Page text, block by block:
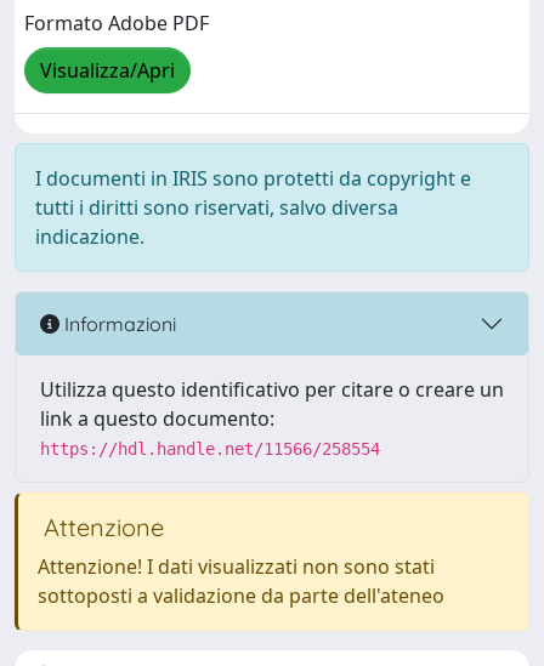
Formato Adobe PDF
Visualizza/Apri
I documenti in IRIS sono protetti da copyright e
tutti i diritti sono riservati, salvo diversa
indicazione.
Informazioni
Utilizza questo identificativo per citare o creare un
link a questo documento:
https://hdl.handle.net/11566/258554
Attenzione
Attenzione! I dati visualizzati non sono stati
sottoposti a validazione da parte dell'ateneo